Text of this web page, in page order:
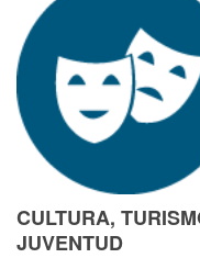
CULTURA,
JUVENTUD